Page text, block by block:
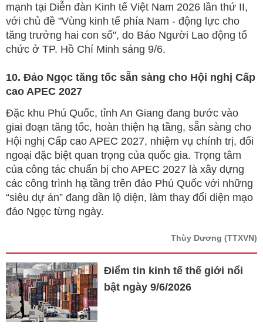
mạnh tại Diễn đàn Kinh tế Việt Nam 2026 lần thứ II,
với chủ đề "Vùng kinh tế phía Nam - động lực cho
tăng trưởng hai con số", do Báo Người Lao động tổ
chức ở TP. Hồ Chí Minh sáng 9/6.
10. Đảo Ngọc tăng tốc sẵn sàng cho Hội nghị Cấp
cao APEC 2027
Đặc khu Phú Quốc, tỉnh An Giang đang bước vào
giai đoạn tăng tốc, hoàn thiện hạ tầng, sẵn sàng cho
Hội nghị Cấp cao APEC 2027, nhiệm vụ chính trị, đối
ngoại đặc biệt quan trọng của quốc gia. Trọng tâm
của công tác chuẩn bị cho APEC 2027 là xây dựng
các công trình hạ tầng trên đảo Phú Quốc với những
“siêu dự án” đang dần lộ diện, làm thay đổi diện mạo
đảo Ngọc từng ngày.
Thùy Dương (TTXVN)
Điểm tin kinh tế thế giới nổi
bật ngày 9/6/2026